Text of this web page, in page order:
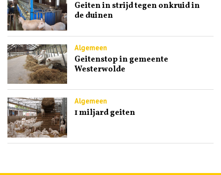
Geiten in strijd tegen onkruid in
de duinen
Algemeen
Geitenstop in gemeente
Westerwolde
Algemeen
1 miljard geiten